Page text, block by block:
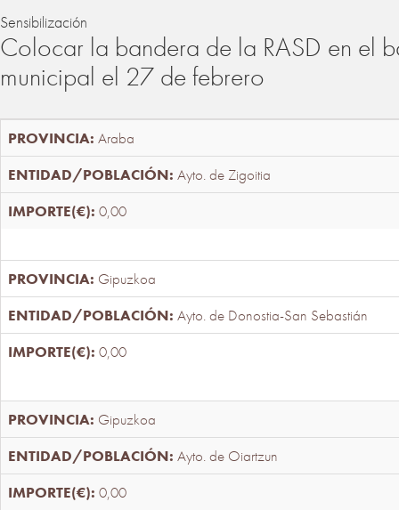
Sensibilización
Colocar la bandera de la RASD en el
municipal el 27 de febrero
Araba
Ayto. de Zigoitia
0,00
Gipuzkoa
Ayto. de Donostia-San Sebastián
0,00
Gipuzkoa
Ayto. de Oiartzun
0,00